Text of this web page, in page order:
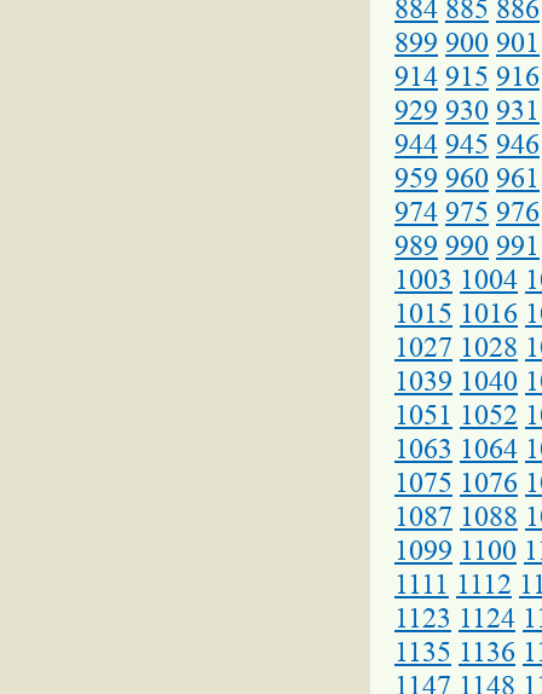
884 885 886
899 900 901
914 915 916
929 930 931
944 945 946
959 960 961
974 975 976
989 990 991
1003 1004
1015 1016
1027 1028
1039 1040
1051 1052
1063 1064
1075 1076
1087 1088
1099 1100
1111 1112
1123 1124
1135 1136
1147 1148